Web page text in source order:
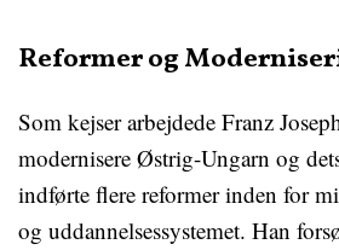
Reformer og
Som kejser arbejdede Franz
modernisere Østrig-Ungarn og
indførte flere reformer inden for
og uddannelsessystemet. Han